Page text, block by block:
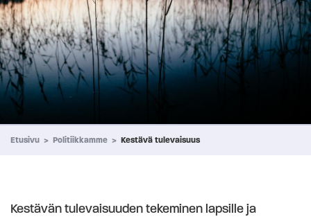
Etusivu > Politiikkamme > Kestävä tulevaisuus
Kestävän tulevaisuuden tekeminen lapsille ja